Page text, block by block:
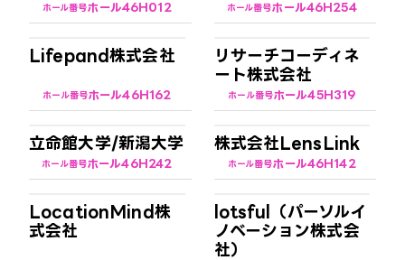
ホール番号ホール46H012 ホール番号ホール46H254
Lifepand株式会社
ホール番号ホール46H162
リサーチコーディネ
ート株式会社
ホール番号ホール45H319
立命館大学/新潟大学
ホール番号ホール46H242
株式会社LensLink
ホール番号ホール46H142
LocationMind株
式会社
lotsful（パーソルイ
ノベーション株式会
社）